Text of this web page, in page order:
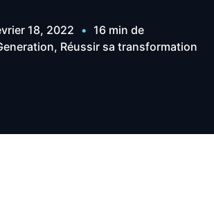
18, 2022 • 16 min de
Réussir sa transformation